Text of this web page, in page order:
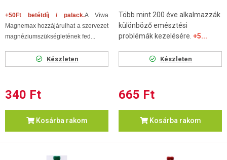
+50Ft betétdíj / palack.A Viwa
Magnemax hozzájárulhat a szervezet
magnéziumszükségletének fed...
Készleten
340 Ft
Kosárba rakom
Több mint 200 éve alkalmazzák
különböző emésztési
problémák kezelésére. +5...
Készleten
665 Ft
Kosárba rakom